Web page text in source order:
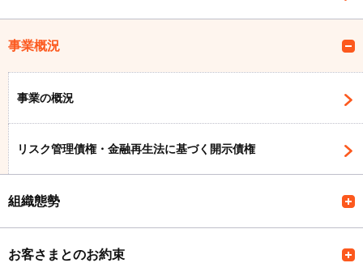
事業概況
事業の概況
リスク管理債権・金融再生法に基づく開示債権
組織態勢
お客さまとのお約束